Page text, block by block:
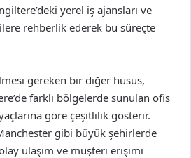
yerel iş ajansları ve
rehberlik ederek bu süreçte
gereken bir diğer husus,
farklı bölgelerde sunulan ofis
göre çeşitlilik gösterir.
gibi büyük şehirlerde
ulaşım ve müşteri erişimi